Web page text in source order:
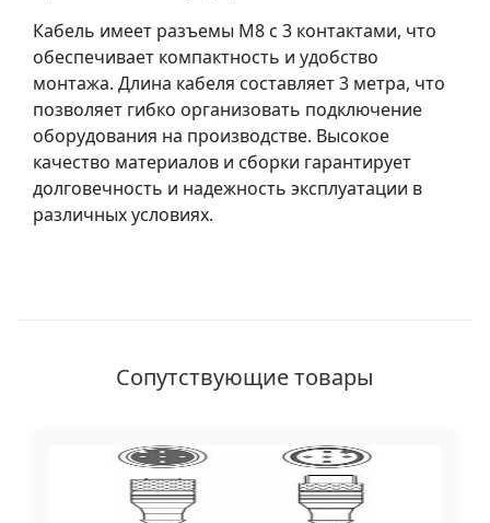
Кабель имеет разъемы M8 с 3 контактами, что
обеспечивает компактность и удобство
монтажа. Длина кабеля составляет 3 метра, что
позволяет гибко организовать подключение
оборудования на производстве. Высокое
качество материалов и сборки гарантирует
долговечность и надежность эксплуатации в
различных условиях.
Сопутствующие товары